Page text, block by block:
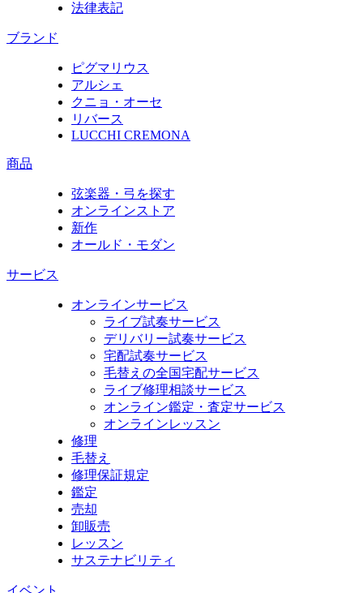
法律表記
ブランド
ピグマリウス
アルシェ
クニョ・オーセ
リバース
LUCCHI CREMONA
商品
弦楽器・弓を探す
オンラインストア
新作
オールド・モダン
サービス
オンラインサービス
ライブ試奏サービス
デリバリー試奏サービス
宅配試奏サービス
毛替えの全国宅配サービス
ライブ修理相談サービス
オンライン鑑定・査定サービス
オンラインレッスン
修理
毛替え
修理保証規定
鑑定
売却
卸販売
レッスン
サステナビリティ
イベント